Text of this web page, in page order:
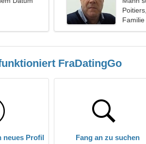
Familie
FraDatingGo
neues Profil Fang an zu suchen